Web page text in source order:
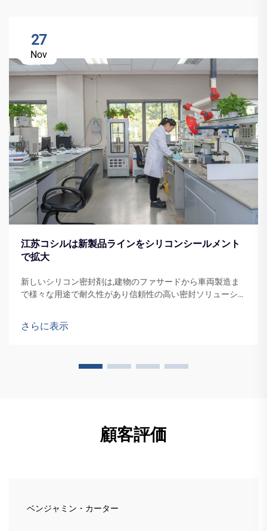
27
Nov
江苏コシルは新製品ラインをシリコンシールメント
で拡大
新しいシリコン密封剤は,建物のファサードから車両製造ま
で様々な用途で耐久性があり信頼性の高い密封ソリューショ
さらに表示
顧客評価
ベンジャミン・カーター